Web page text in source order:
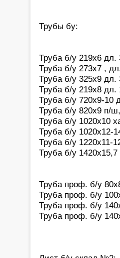
Трубы бу:
Труба б/у 219х6
Труба б/у 273х7 ,
Труба б/у 325х9
Труба б/у 219х8 дл.
Труба б/у 720х9-10
Труба б/у 820х9 п/
Труба б/у 1020х10
Труба б/у 1020х12-
Труба б/у 1220х11-
Труба б/у
Труба проф. б/у
Труба проф. б/у
Труба проф. б/у
Труба проф. б/у